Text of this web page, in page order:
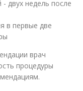
двух недель после
в первые две
врач
процедуры